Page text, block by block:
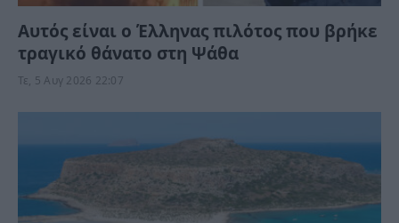
Αυτός είναι ο Έλληνας πιλότος που βρήκε
τραγικό θάνατο στη Ψάθα
Τε, 5 Αυγ 2026 22:07